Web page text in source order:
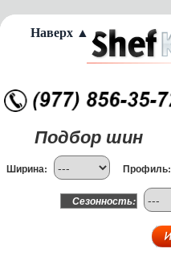
Подбор шин
Ширина: Профиль:
Сезонность:
Наверх ▲